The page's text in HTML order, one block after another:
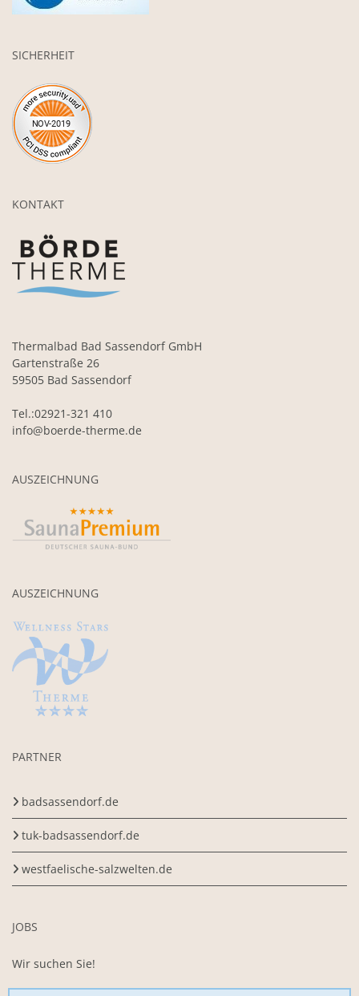
SICHERHEIT
KONTAKT
Thermalbad Bad Sassendorf GmbH
Gartenstraße 26
59505 Bad Sassendorf
Tel.:02921-321 410
info@boerde-therme.de
AUSZEICHNUNG
AUSZEICHNUNG
PARTNER
badsassendorf.de
tuk-badsassendorf.de
westfaelische-salzwelten.de
JOBS
Wir suchen Sie!